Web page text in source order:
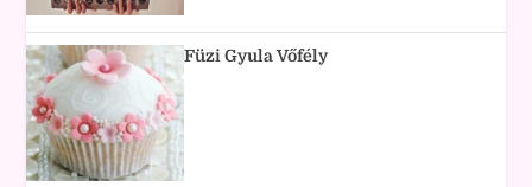
Füzi Gyula Vőfély